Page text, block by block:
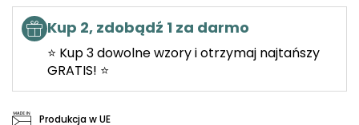
Kup 2, zdobądź 1 za darmo
⭐ Kup 3 dowolne wzory i otrzymaj najtańszy
GRATIS! ⭐
Produkcja w UE